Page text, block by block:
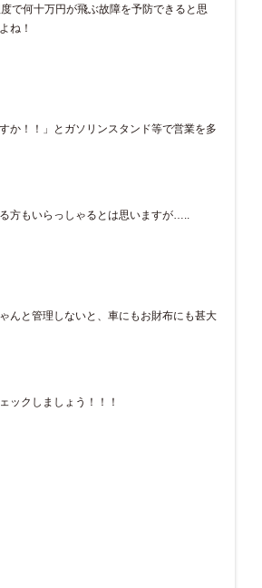
で何十万円が飛ぶ故障を予防できると思
ね！
か！！」とガソリンスタンド等で営業を多
方もいらっしゃるとは思いますが…..
んと管理しないと、車にもお財布にも甚大
ックしましょう！！！